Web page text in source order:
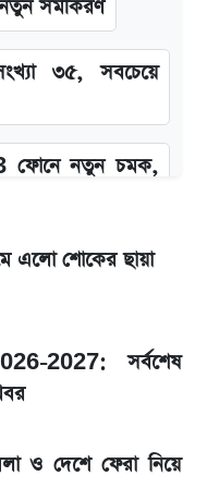
সমীকরণ
৩৫, সবচেয়ে
নতুন চমক,
জানা যাবে
পরিবর্তন
সর্বশেষ দাম
এলো শোকের ছায়া
2027: সর্বশেষ
ও দেশে ফেরা নিয়ে